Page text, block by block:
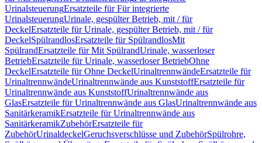
UrinalsteuerungErsatzteile für Für integrierte
UrinalsteuerungUrinale, gespülter Betrieb, mit / für
DeckelErsatzteile für Urinale, gespülter Betrieb, mit / für
DeckelSpülrandlosErsatzteile für SpülrandlosMit
SpülrandErsatzteile für Mit SpülrandUrinale, wasserloser
BetriebErsatzteile für Urinale, wasserloser BetriebOhne
DeckelErsatzteile für Ohne DeckelUrinaltrennwändeErsatzteile für
UrinaltrennwändeUrinaltrennwände aus KunststoffErsatzteile für
Urinaltrennwände aus KunststoffUrinaltrennwände aus
GlasErsatzteile für Urinaltrennwände aus GlasUrinaltrennwände aus
SanitärkeramikErsatzteile für Urinaltrennwände aus
SanitärkeramikZubehörErsatzteile für
ZubehörUrinaldeckelGeruchsverschlüsse und ZubehörSpülrohre,